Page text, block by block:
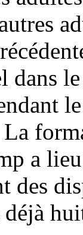
dans
a
des